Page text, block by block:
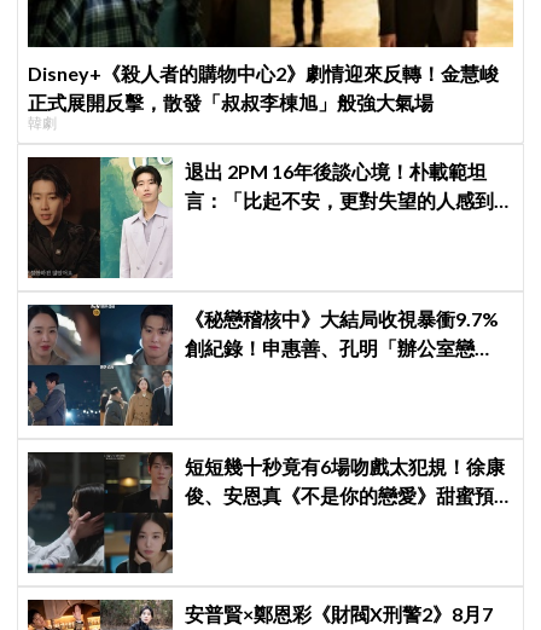
Disney+《殺人者的購物中心2》劇情迎來反轉！金慧峻
正式展開反擊，散發「叔叔李棟旭」般強大氣場
韓劇
退出 2PM 16年後談心境！朴載範坦
言：「比起不安，更對失望的人感到
《秘戀稽核中》大結局收視暴衝9.7%
創紀錄！申惠善、孔明「辦公室戀
短短幾十秒竟有6場吻戲太犯規！徐康
俊、安恩真《不是你的戀愛》甜蜜預
安普賢×鄭恩彩《財閥X刑警2》8月7